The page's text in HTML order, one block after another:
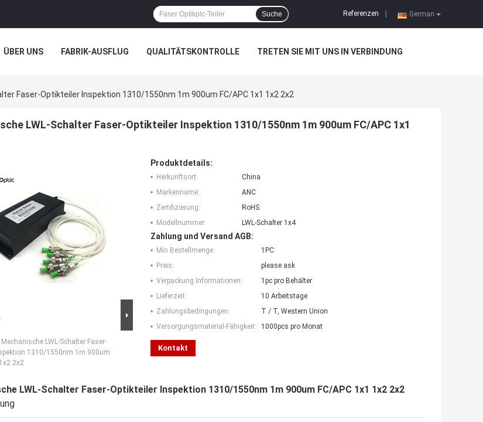
German
Referenzen
Suche
ÜBER UNS FABRIK-AUSFLUG QUALITÄTSKONTROLLE TRETEN SIE MIT UNS IN VERBINDUNG
Faser-Optikteiler Inspektion 1310/1550nm 1m 900um FC/APC 1x1 1x2 2x2
LWL-Schalter Faser-Optikteiler Inspektion 1310/1550nm 1m 900um FC/APC 1x1
Mechanische LWL-Schalter Faser-
1310/1550nm 1m 900um
2x2
Produktdetails:
Herkunftsort:
China
Markenname:
ANC
Zertifizierung:
RoHS
Modellnummer:
LWL-Schalter 1x4
Zahlung und Versand AGB:
Min Bestellmenge:
1PC
Preis:
please ask
Verpackung Informationen:
1pc pro Behälter
Lieferzeit:
10 Arbeitstage
Zahlungsbedingungen:
T / T, Western Union
Versorgungsmaterial-Fähigkeit:
1000pcs pro Monat
Kontakt
LWL-Schalter Faser-Optikteiler Inspektion 1310/1550nm 1m 900um FC/APC 1x1 1x2 2x2